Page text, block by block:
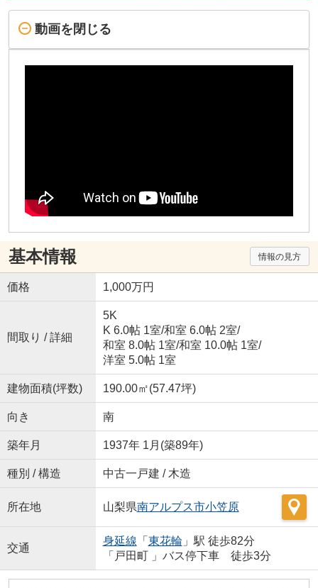
動画を閉じる
基本情報 情報の見方
価格 1,000万円
間取り / 詳細
5K
K 6.0帖 1室/和室 6.0帖 2室/
和室 8.0帖 1室/和室 10.0帖 1室/
洋室 5.0帖 1室
建物面積(坪数) 190.00㎡(57.47坪)
向き 南
築年月 1937年 1月(築89年)
種別 / 構造 中古一戸建 / 木造
所在地 山梨県南アルプス市小笠原
交通
身延線 「 東花輪」駅 徒歩82分
「戸田町 」バス停下車 徒歩3分